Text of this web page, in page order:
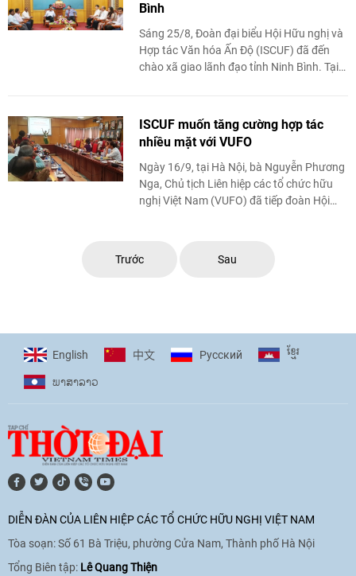
Bình
Sáng 25/8, Đoàn đại biểu Hội Hữu nghị và
Hợp tác Văn hóa Ấn Độ (ISCUF) đã đến
chào xã giao lãnh đạo tỉnh Ninh Bình. Tại
ISCUF muốn tăng cường hợp tác
nhiều mặt với VUFO
Ngày 16/9, tại Hà Nội, bà Nguyễn Phương
Nga, Chủ tịch Liên hiệp các tổ chức hữu
nghị Việt Nam (VUFO) đã tiếp đoàn Hội
Trước
Sau
English 中文 Pусский ខ្មែរ
ພາ​ສາ​ລາວ
DIỄN ĐÀN CỦA LIÊN HIỆP CÁC TỔ CHỨC HỮU NGHỊ VIỆT NAM
Tòa soạn: Số 61 Bà Triệu, phường Cửa Nam, Thành phố Hà Nội
Tổng Biên tập: Lê Quang Thiện